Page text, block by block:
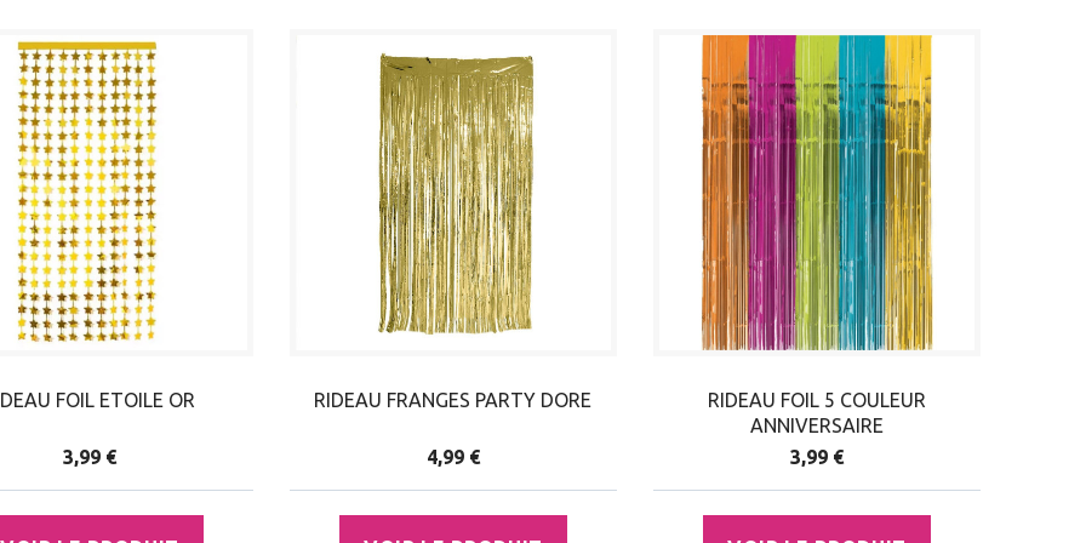
FOIL ETOILE OR
3,99 €
RIDEAU FRANGES PARTY DORE
4,99 €
RIDEAU FOIL 5 COULEUR
ANNIVERSAIRE
3,99 €